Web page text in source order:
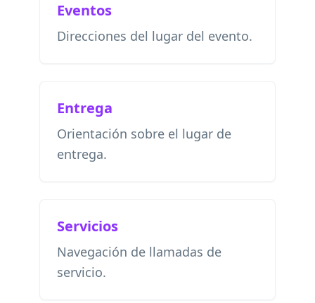
Eventos
Direcciones del lugar del evento.
Entrega
Orientación sobre el lugar de
entrega.
Servicios
Navegación de llamadas de
servicio.